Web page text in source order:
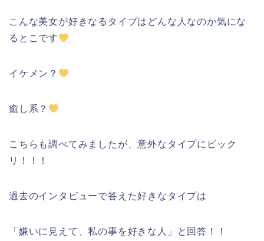
こんな美女が好きなるタイプはどんな人なのか気にな
るとこです
イケメン？
癒し系？
こちらも調べてみましたが、意外なタイプにビック
リ！！！
過去のインタビューで答えた好きなタイプは
「嫌いに見えて、私の事を好きな人」と回答！！